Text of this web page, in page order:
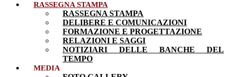
RASSEGNA STAMPA
RASSEGNA STAMPA
DELIBERE E COMUNICAZIONI
FORMAZIONE E PROGETTAZIONE
RELAZIONI E SAGGI
NOTIZIARI DELLE BANCHE DEL
TEMPO
MEDIA